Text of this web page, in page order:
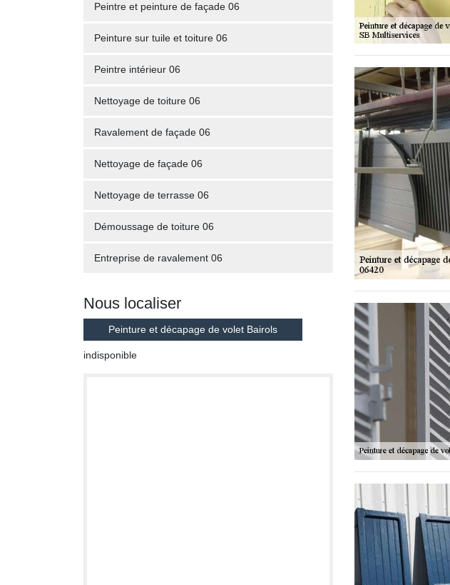
Peintre et peinture de façade 06
Peinture sur tuile et toiture 06
Peintre intérieur 06
Nettoyage de toiture 06
Ravalement de façade 06
Nettoyage de façade 06
Nettoyage de terrasse 06
Démoussage de toiture 06
Entreprise de ravalement 06
Nous localiser
Peinture et décapage de volet Bairols
indisponible